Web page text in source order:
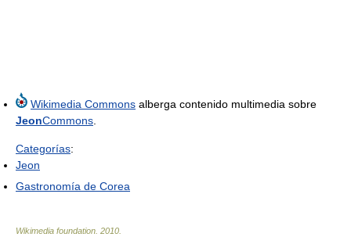
Wikimedia Commons alberga contenido multimedia sobre
JeonCommons
Categorías:
Jeon
Gastronomía de Corea
Wikimedia foundation 2010